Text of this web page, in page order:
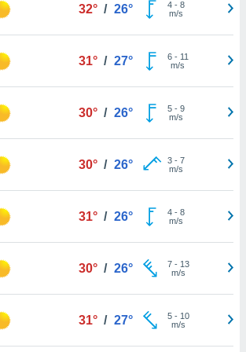
32° / 26° 4- 8
m/s
31° / 27° 6- 11
m/s
30° / 26° 5- 9
m/s
30° / 26° 3- 7
m/s
31° / 26° 4- 8
m/s
30° / 26° 7- 13
m/s
31° / 27° 5- 10
m/s